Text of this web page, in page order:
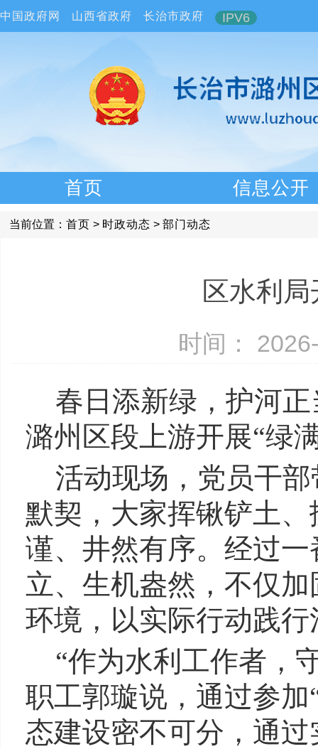
中国政府网 山西省政府 长治市政府 IPV6
首页 信息公开
当前位置： 首页 > 时政动态 > 部门动态
区水利
时间：
春日添新绿，护河
潞州区段上游开展“绿
活动现场，党员干
默契，大家挥锹铲土
谨、井然有序。经过
立、生机盎然，不仅
环境，以实际行动践
“作为水利工作者，
职工郭璇说，通过参
态建设密不可分，通